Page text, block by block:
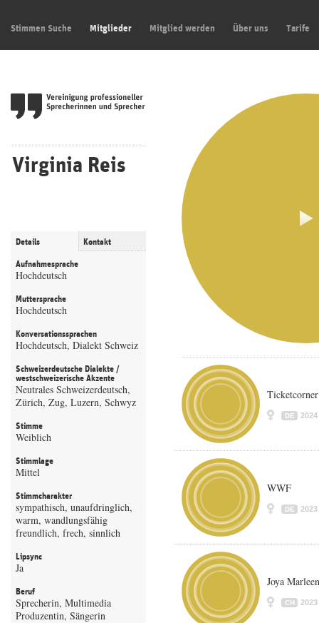
Stimmen Suche Mitglieder Mitglied werden Über uns Tarife
Virginia Reis
Details Kontakt
Aufnahmesprache
Hochdeutsch
Muttersprache
Hochdeutsch
Konversationssprachen
Hochdeutsch, Dialekt Schweiz
Schweizerdeutsche Dialekte /
westschweizerische Akzente
Neutrales Schweizerdeutsch,
Zürich, Zug, Luzern, Schwyz
Stimme
Weiblich
Stimmlage
Mittel
Stimmcharakter
sympathisch, unaufdringlich,
warm, wandlungsfähig
freundlich, frech, sinnlich
Lipsync
Ja
Beruf
Sprecherin, Multimedia
Produzentin, Sängerin
DE 2024
WWF
DE 2023
Joya Marleen
CH 2023